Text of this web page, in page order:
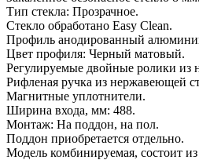
Тип стекла: Прозрачное.
Стекло обработано Easy Clean.
Профиль анодированный
Цвет профиля: Черный матовый.
Регулируемые двойные ролики из
Рифленая ручка из нержавеющей
Магнитные уплотнители.
Ширина входа, мм: 488.
Монтаж: На поддон, на пол.
Поддон приобретается отдельно.
Модель комбинируемая, состоит из